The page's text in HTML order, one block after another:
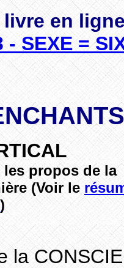
en
SEXE =
propos de la
(Voir le
)